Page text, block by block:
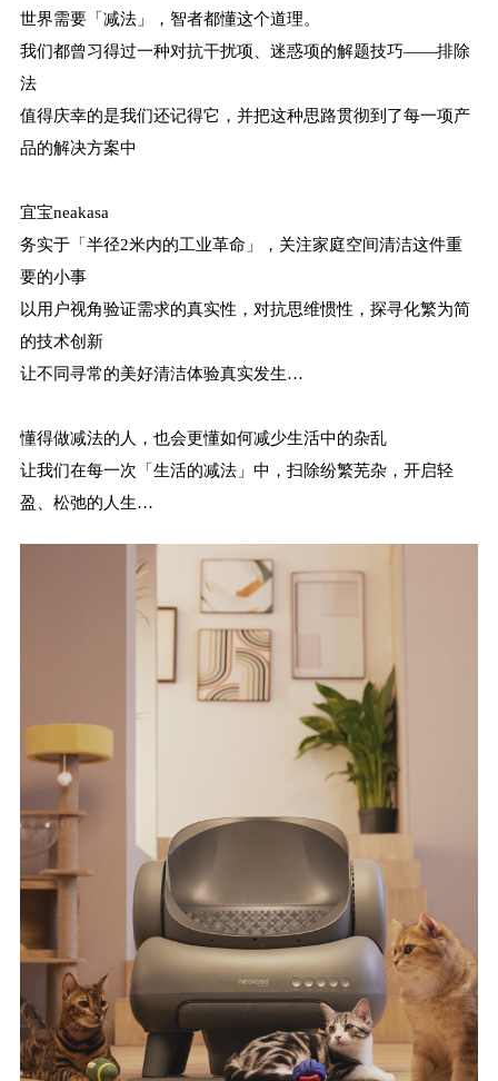
世界需要「减法」，智者都懂这个道理。
我们都曾习得过一种对抗干扰项、迷惑项的解题技巧——排除
法
值得庆幸的是我们还记得它，并把这种思路贯彻到了每一项产
品的解决方案中
宜宝neakasa
务实于「半径2米内的工业革命」，关注家庭空间清洁这件重
要的小事
以用户视角验证需求的真实性，对抗思维惯性，探寻化繁为简
的技术创新
让不同寻常的美好清洁体验真实发生…
懂得做减法的人，也会更懂如何减少生活中的杂乱
让我们在每一次「生活的减法」中，扫除纷繁芜杂，开启轻
盈、松弛的人生…